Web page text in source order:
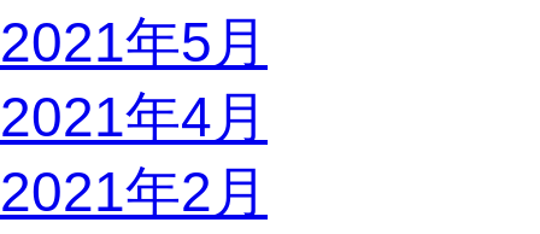
2021年5月
2021年4月
2021年2月